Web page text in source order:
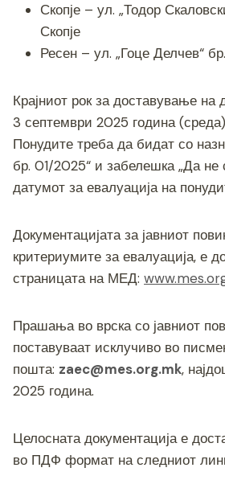
Скопје – ул. „Тодор
Скопје
Ресен – ул. „Гоце Делчев“
Крајниот рок за доставување на
3 септември 2025 година
Понудите треба да бидат со
бр. 01/2025“ и забелешка „Да не
датумот за евалуација на
Документацијата за јавниот
критериумите за евалуација, е
страницата на МЕД:
Прашања во врска со јавниот
поставуваат исклучиво во
пошта: zaec@mes.org.mk,
2025 година.
Целосната документација е
во ПДФ формат на следниот